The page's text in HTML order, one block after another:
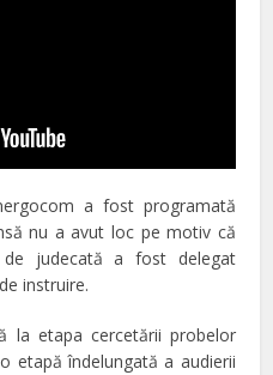
a fost programată
nu a avut loc pe motiv că
judecată a fost delegat
instruire.
la etapa cercetării probelor
etapă îndelungată a audierii